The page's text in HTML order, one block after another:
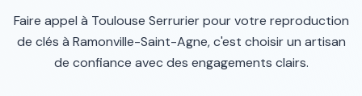
Faire appel à Toulouse Serrurierpour votre reproduction
de clés à Ramonville-Saint-Agne, c'est choisir un artisan
de confiance avec des engagements clairs.